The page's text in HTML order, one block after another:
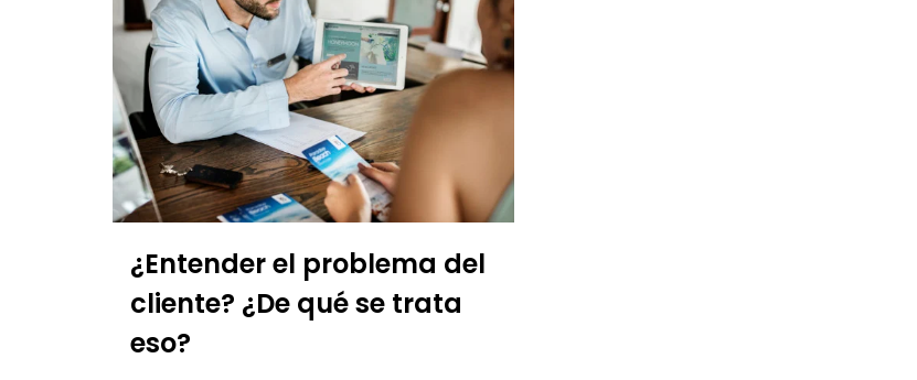
¿Entender el problema del
cliente? ¿De qué se trata
eso?